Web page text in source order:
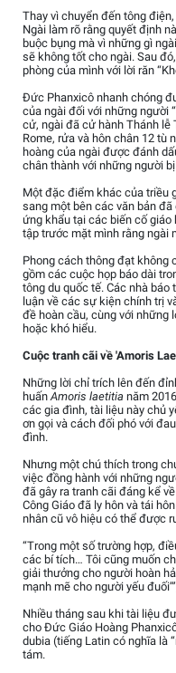
Thay vì chuyển đến tông
Ngài làm rõ rằng quyết định
buộc bụng mà vì những gì
sẽ không tốt cho ngài. Sau
phòng của mình với lời răn
Đức Phanxicô nhanh chóng
của ngài đối với những người
cử, ngài đã cử hành Thánh lễ
Rome, rửa và hôn chân 12 tù
hoàng của ngài được đánh
chân thành với những người
Một đặc điểm khác của triều
sang một bên các văn bản
ứng khẩu tại các biến cố
tập trước mặt mình rằng ngài
Phong cách thông đạt không
gồm các cuộc họp báo dài
tông du quốc tế. Các nhà
luận về các sự kiện chính trị
đề hoàn cầu, cùng với những
hoặc khó hiểu.
Cuộc tranh cãi về 'Amoris
Những lời chỉ trích lên đến
huấn Amoris laetitia năm
các gia đình, tài liệu này chủ
ơn gọi và cách đối phó với
đình.
Nhưng một chú thích trong
việc đồng hành với những
đã gây ra tranh cãi đáng kể
Công Giáo đã ly hôn và tái
nhân cũ vô hiệu có thể được
“Trong một số trường hợp,
các bí tích… Tôi cũng muốn
giải thưởng cho người hoàn
mạnh mẽ cho người yếu
Nhiều tháng sau khi tài liệu
cho Đức Giáo Hoàng
dubia (tiếng Latin có nghĩa là
tám.